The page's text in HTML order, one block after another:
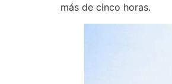
más de cinco horas.